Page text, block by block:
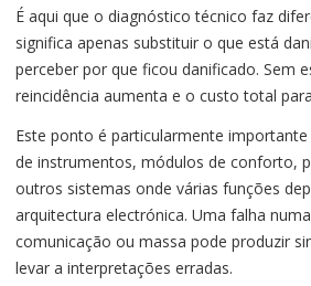
É aqui que o diagnóstico técnico faz
significa apenas substituir o que está
perceber por que ficou danificado. Sem
reincidência aumenta e o custo total
Este ponto é particularmente
de instrumentos, módulos de conforto,
outros sistemas onde várias funções
arquitectura electrónica. Uma falha
comunicação ou massa pode produzir
levar a interpretações erradas.